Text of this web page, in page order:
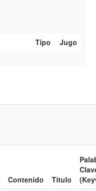
Tipo Jugo
Contenido Título